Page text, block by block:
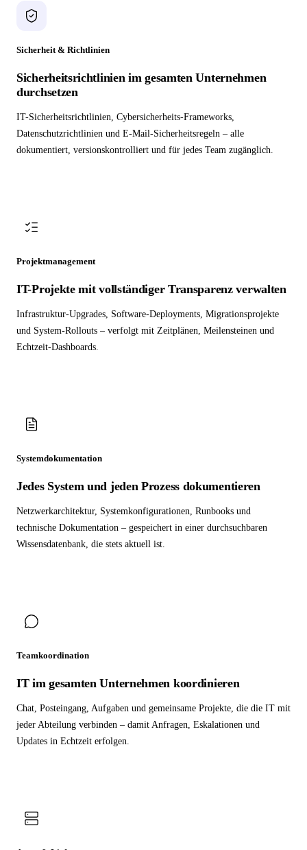
Sicherheit & Richtlinien
Sicherheitsrichtlinien im gesamten Unternehmen
durchsetzen
IT-Sicherheitsrichtlinien, Cybersicherheits-Frameworks,
Datenschutzrichtlinien und E-Mail-Sicherheitsregeln – alle
dokumentiert, versionskontrolliert und für jedes Team zugänglich.
Projektmanagement
IT-Projekte mit vollständiger Transparenz verwalten
Infrastruktur-Upgrades, Software-Deployments, Migrationsprojekte
und System-Rollouts – verfolgt mit Zeitplänen, Meilensteinen und
Echtzeit-Dashboards.
Systemdokumentation
Jedes System und jeden Prozess dokumentieren
Netzwerkarchitektur, Systemkonfigurationen, Runbooks und
technische Dokumentation – gespeichert in einer durchsuchbaren
Wissensdatenbank, die stets aktuell ist.
Teamkoordination
IT im gesamten Unternehmen koordinieren
Chat, Posteingang, Aufgaben und gemeinsame Projekte, die die IT mit
jeder Abteilung verbinden – damit Anfragen, Eskalationen und
Updates in Echtzeit erfolgen.